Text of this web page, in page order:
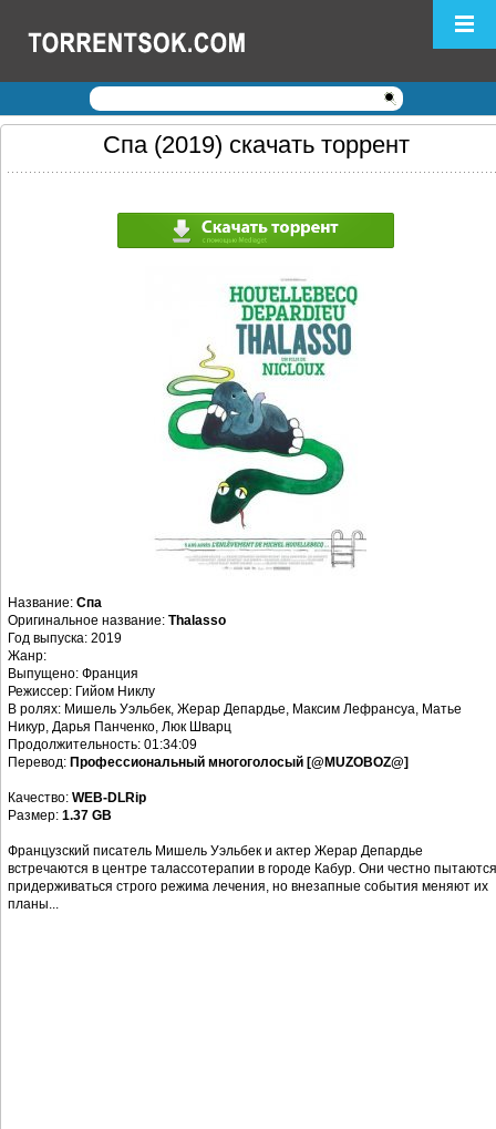
Логин: Пароль:
Регистрация| Забыли пароль?
Спа (2019) скачать торрент
Название: Спа
Оригинальное название: Thalasso
Год выпуска: 2019
Жанр:
Выпущено: Франция
Режиссер: Гийом Никлу
В ролях: Мишель Уэльбек, Жерар Депардье, Максим Лефрансуа, Матье
Никур, Дарья Панченко, Люк Шварц
Продолжительность: 01:34:09
Перевод: Профессиональный многоголосый [@MUZOBOZ@]
Качество: WEB-DLRip
Размер: 1.37 GB
Французский писатель Мишель Уэльбек и актер Жерар Депардье
встречаются в центре талассотерапии в городе Кабур. Они честно пытаются
придерживаться строго режима лечения, но внезапные события меняют их
планы...